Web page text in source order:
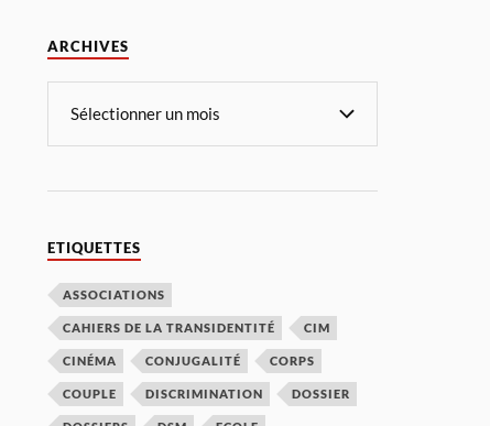
ARCHIVES
ETIQUETTES
ASSOCIATIONS
CAHIERS DE LA TRANSIDENTITÉ CIM
CINÉMA CONJUGALITÉ CORPS
COUPLE DISCRIMINATION DOSSIER